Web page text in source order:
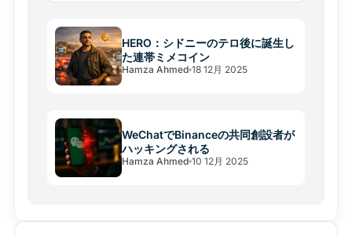
HERO：シドニーのテロ後に誕生し
た連帯ミメコイン
Hamza Ahmed 18 12月 2025
WeChatでBinanceの共同創設者が
ハッキングされる
Hamza Ahmed 10 12月 2025